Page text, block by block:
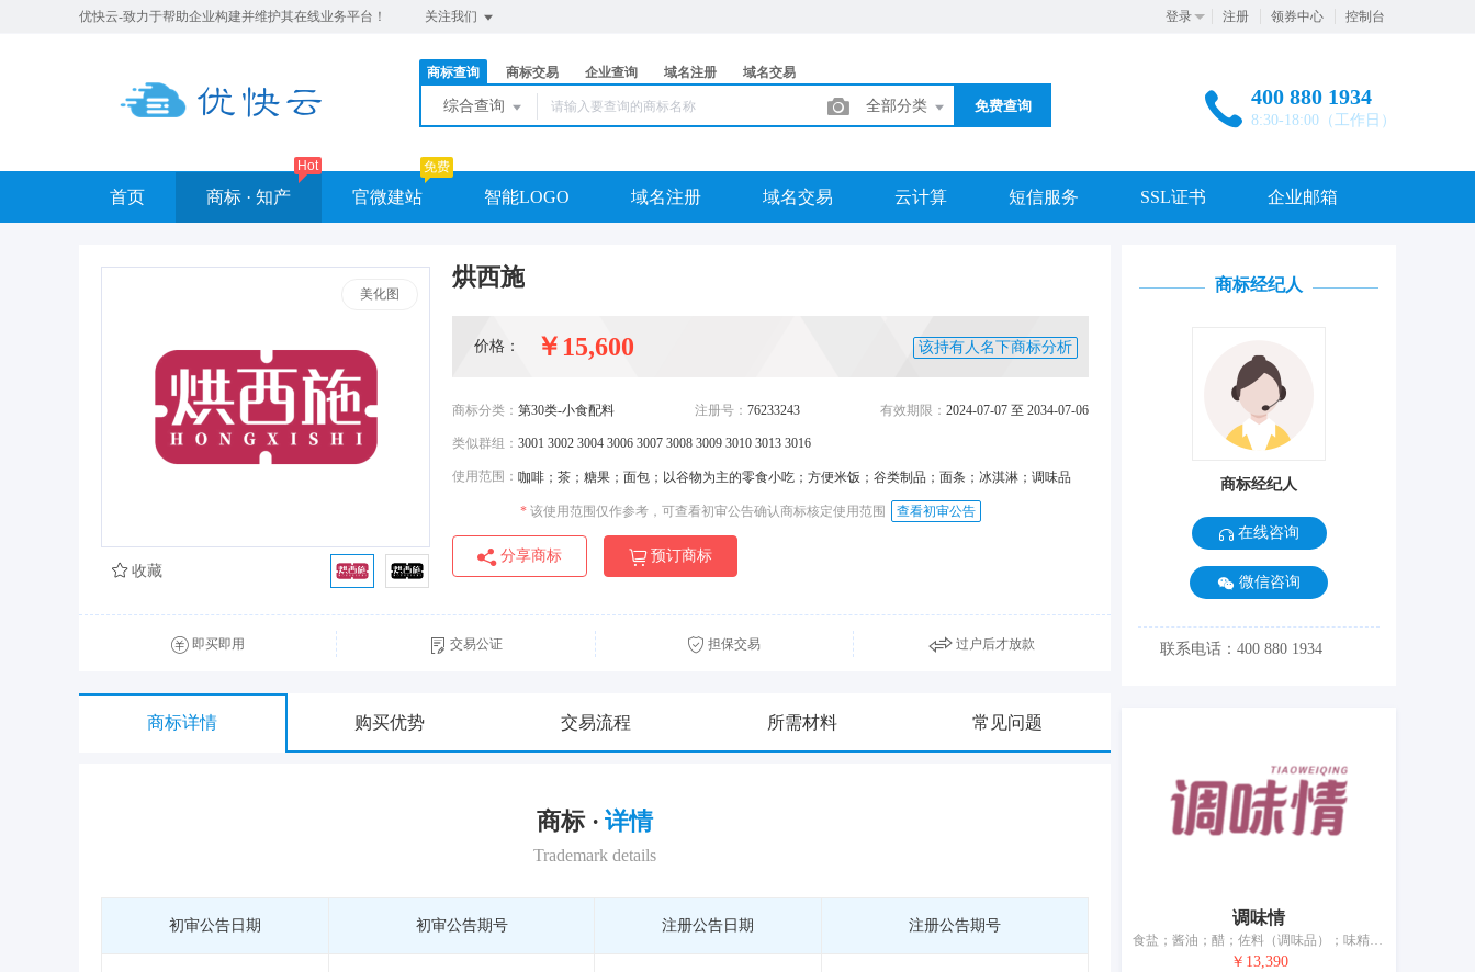
优快云-致力于帮助企业构建并维护其在线业务平台！ 关注我们 登录 注册 领券中心 控制台
商标查询 商标交易 企业查询 域名注册 域名交易
综合查询 全部分类 免费查询 400 880 1934
8:30-18:00（工作日）
首页 商标 · 知产
Hot
官微建站
免费
智能LOGO 域名注册 域名交易 云计算 短信服务 SSL证书 企业邮箱
美化图
烘西施
价格： ￥15,600 该持有人名下商标分析
商标分类： 第30类-小食配料 注册号： 76233243 有效期限： 2024-07-07 至 2034-07-06
类似群组： 3001 3002 3004 3006 3007 3008 3009 3010 3013 3016
使用范围： 咖啡；茶；糖果；面包；以谷物为主的零食小吃；方便米饭；谷类制品；面条；冰淇淋；调味品
* 该使用范围仅作参考，可查看初审公告确认商标核定使用范围 查看初审公告
分享商标
预订商标
收藏
即买即用 交易公证 担保交易 过户后才放款
商标详情 购买优势 交易流程 所需材料 常见问题
商标 · 详情
Trademark details
初审公告日期 初审公告期号 注册公告日期 注册公告期号
商标经纪人
商标经纪人
在线咨询
微信咨询
联系电话：400 880 1934
调味情
食盐；酱油；醋；佐料（调味品）；味精；涮羊肉调料；调味酱汁；辣椒油；香糟；食品用香料（含醚香料和香精油除外）
￥13,390